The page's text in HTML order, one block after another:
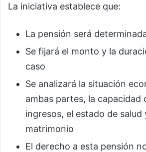
La iniciativa establece que:
La pensión será
Se fijará el monto y la
caso
Se analizará la situación
ambas partes, la capacidad
ingresos, el estado de salud
matrimonio
El derecho a esta pensión